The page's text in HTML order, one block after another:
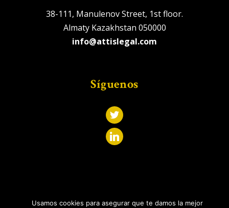
38-111, Manulenov Street, 1st floor.
Almaty Kazakhstan 050000
info@attislegal.com
Síguenos
2026© Attis Legal. Tutti i diritti riservati.
Usamos cookies para asegurar que te damos la mejor